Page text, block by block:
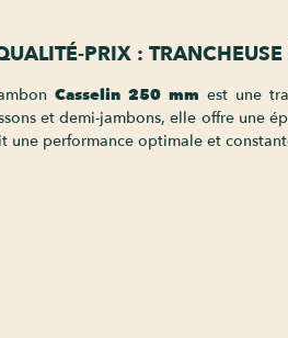
PRIX :
Casselin 250 mm est une
et demi-jambons, elle offre une
une performance optimale et